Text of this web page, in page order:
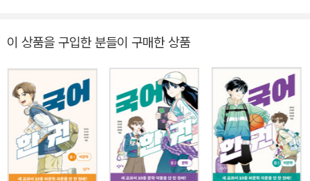
이 큰 예비 중학생과 학부모에게 개정 교과서는 또 다른 걱정이 아닐
수 없다. 이에 검정 교과서 100% 합격 신화를 이어 온 국어 교육 전
문 출판사 창비교육이 예비 중학생들의 손쉬운 중학 국어 준비를 돕
고자 ‘국어 한 권’ 시리즈를 선보인다. ‘국어 한 권’은 10종의 국어 교
과서에 수록된 문학·비문학 작품을 각 한 권에 담았다. 10종 교과서에
는 저마다 다른 글이 실려 있지만, 작품의 선정 기준은 동일하다. 어떤
교과서든 바뀐 교육과정에 따른 ‘성취기준’에 적합한 작품을 실어야
이 상품을 구입한 분들이 구매한 상품